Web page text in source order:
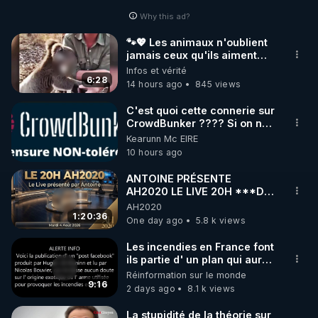
🌱 INSTAGRAM
https://www.instagram.com/rdlr_thierrycasasnovas/
http://rgnr.li/instagram
🌱 LA NEWSLETTER
Pour ne pas rater l’actualité RGNR (stages,
http://rgnr.li/news
🌱 VIDÉOS NON CENSURÉES SUR ODYSEE
Toutes les vidéos Youtube sont aussi sur la
http://rgnr.li/odysee
🌱 LES STAGES EN PRÉSENTIEL
Why this ad?
6:28
🐾💖 Les animaux n'oublient
jamais ceux qu'ils aiment…
🥹❤️
Infos et vérité
14 hours ago
845 views
C'est quoi cette connerie sur
CrowdBunker ???? Si on ne
peut plus publier, c'est un
peu de la censure. Ne payez
pas les boucliers pour voir
mes vidéos, c'est une
arnaque parce que ma
gratuits. Je préfère la voir
mourir que de voir mes
CrowdBunker s'est tiré une
balle dans le pied sans nos
chaines CrowdBunker n'est
plus rien. Migrez vers les
Odysee, et Tik-Tok", je vous
Kearunn Mc EIRE
10 hours ago
1:20:36
ANTOINE PRÉSENTE
AH2020 LE LIVE 20H ***DU
04/08/2026*** 📷LE
GRAND RÉVEIL EST EN
MARCHE 📷
AH2020
One day ago
5.8 k views
9:16
Les incendies en France font
ils partie d' un plan qui aurait
débuté le 11 septembre 2001
?
Réinformation sur le monde
2 days ago
8.1 k views
La stupidité de la théorie sur